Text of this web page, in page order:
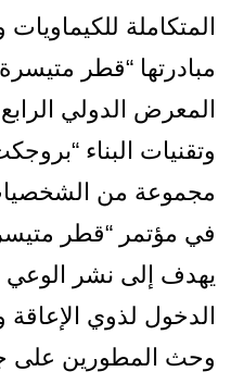
المتكاملة
مبادرتها “قطر
المعرض الدولي
مجموعة من
في مؤتمر “قطر
يهدف إلى نشر
الدخول لذوي الإعاقة
وحث المطورين على